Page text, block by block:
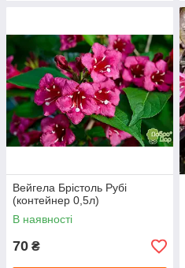
Вейгела Брістоль Рубі
(контейнер 0,5л)
В наявності
70 ₴